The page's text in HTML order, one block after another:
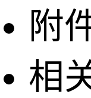
附
相